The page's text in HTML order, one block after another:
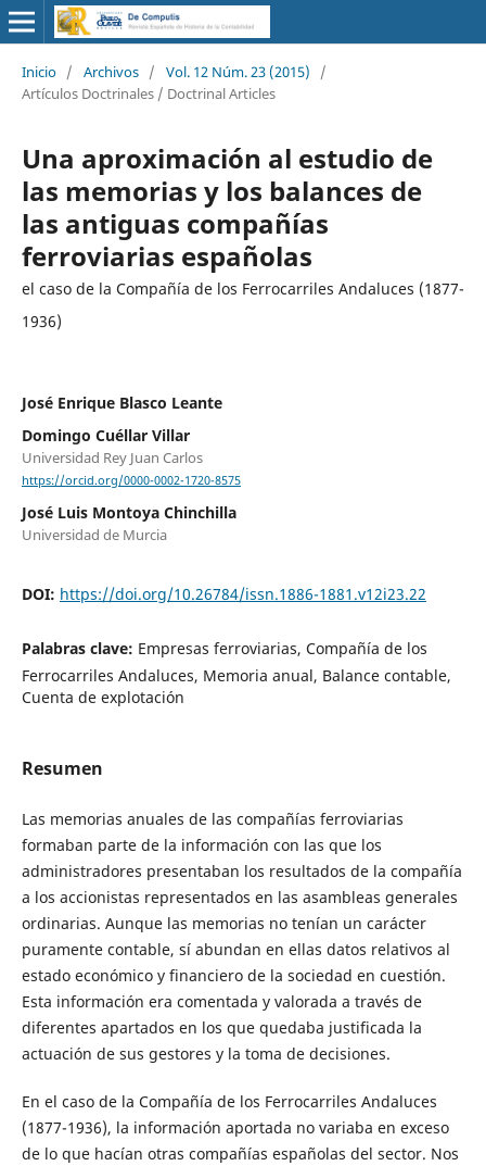
Inicio / Archivos / Vol. 12 Núm. 23 (2015)
/
Artículos Doctrinales / Doctrinal Articles
Una aproximación al estudio de
las memorias y los balances de
las antiguas compañías
ferroviarias españolas
el caso de la Compañía de los Ferrocarriles Andaluces (1877-
1936)
José Enrique Blasco Leante
Domingo Cuéllar Villar
Universidad Rey Juan Carlos
https://orcid.org/0000-0002-1720-8575
José Luis Montoya Chinchilla
Universidad de Murcia
DOI: https://doi.org/10.26784/issn.1886-1881.v12i23.22
Palabras clave: Empresas ferroviarias, Compañía de los
Ferrocarriles Andaluces, Memoria anual, Balance contable,
Cuenta de explotación
Resumen
Las memorias anuales de las compañías ferroviarias
formaban parte de la información con las que los
administradores presentaban los resultados de la compañía
a los accionistas representados en las asambleas generales
ordinarias. Aunque las memorias no tenían un carácter
puramente contable, sí abundan en ellas datos relativos al
estado económico y financiero de la sociedad en cuestión.
Esta información era comentada y valorada a través de
diferentes apartados en los que quedaba justificada la
actuación de sus gestores y la toma de decisiones.
En el caso de la Compañía de los Ferrocarriles Andaluces
(1877-1936), la información aportada no variaba en exceso
de lo que hacían otras compañías españolas del sector. Nos